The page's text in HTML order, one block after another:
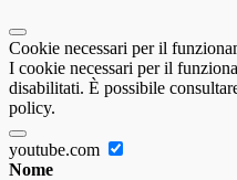
Cookie necessari per il
I cookie necessari per il
disabilitati. È possibile
policy.
youtube.com
Nome